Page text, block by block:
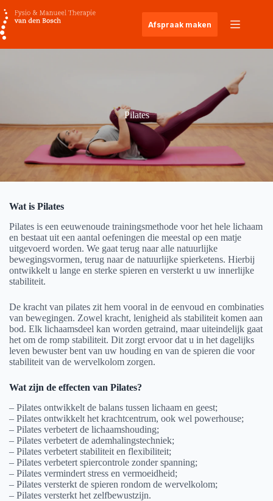
naar
de
inhoud
Afspraak maken
Pilates
Wat is Pilates
Pilates is een eeuwenoude trainingsmethode voor het hele lichaam
en bestaat uit een aantal oefeningen die meestal op een matje
uitgevoerd worden. We gaat terug naar alle natuurlijke
bewegingsvormen, terug naar de natuurlijke spierketens. Hierbij
ontwikkelt u lange en sterke spieren en versterkt u uw innerlijke
stabiliteit.
De kracht van pilates zit hem vooral in de eenvoud en combinaties
van bewegingen. Zowel kracht, lenigheid als stabiliteit komen aan
bod. Elk lichaamsdeel kan worden getraind, maar uiteindelijk gaat
het om de romp stabiliteit. Dit zorgt ervoor dat u in het dagelijks
leven bewuster bent van uw houding en van de spieren die voor
stabiliteit van de wervelkolom zorgen.
Wat zijn de effecten van Pilates?
– Pilates ontwikkelt de balans tussen lichaam en geest;
– Pilates ontwikkelt het krachtcentrum, ook wel powerhouse;
– Pilates verbetert de lichaamshouding;
– Pilates verbetert de ademhalingstechniek;
– Pilates verbetert stabiliteit en flexibiliteit;
– Pilates verbetert spiercontrole zonder spanning;
– Pilates vermindert stress en vermoeidheid;
– Pilates versterkt de spieren rondom de wervelkolom;
– Pilates versterkt het zelfbewustzijn.